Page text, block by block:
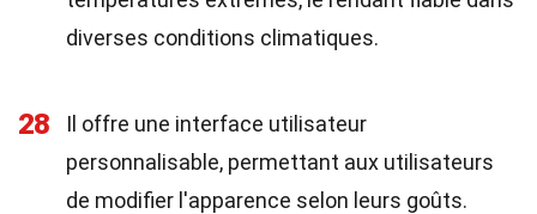
diverses conditions climatiques.
28
Il offre une interface utilisateur
personnalisable, permettant aux utilisateurs
de modifier l'apparence selon leurs goûts.